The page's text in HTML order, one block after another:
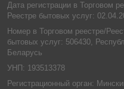
Дата регистрации в Торговом
Реестре бытовых услуг:
Номер в Торговом реестре/
бытовых услуг: 506430,
Беларусь
УНП: 193513378
Регистрационный орган: